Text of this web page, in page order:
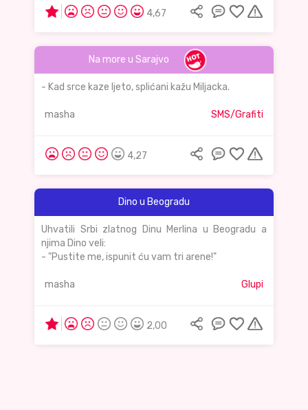
4,67
Na more u Sarajvo
- Kad srce kaze ljeto, splićani kažu Miljacka.
masha SMS/Grafiti
4,27
Dino u Beogradu
Uhvatili Srbi zlatnog Dinu Merlina u Beogradu a
njima Dino veli:
- "Pustite me, ispunit ću vam tri arene!"
masha Glupi
2,00